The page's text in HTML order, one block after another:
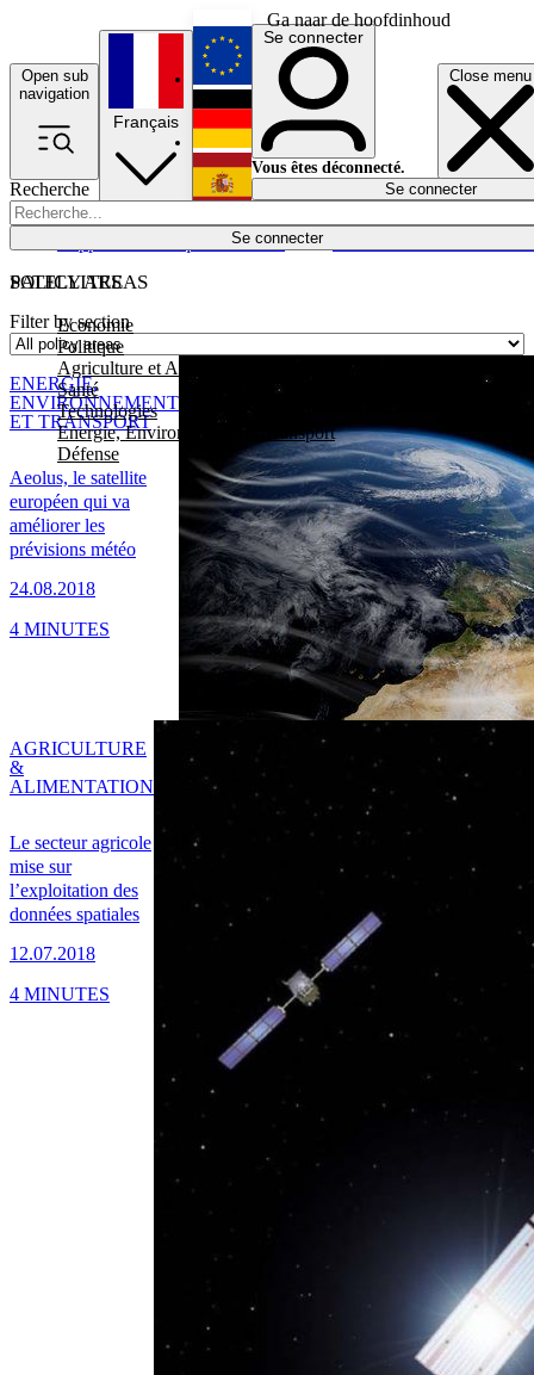
Ga naar de hoofdinhoud
Open sub
navigation
Close menu
Recherche
Se connecter
POLICY AREAS
Economie
Politique
Agriculture et Alimentation
Santé
Technologies
Energie, Environnement et Transport
Défense
Économie
Français
English
Deutsch
Español
Se connecter
Vous êtes déconnecté.
Se connecter
SATELLITES
Filter by section
Aeolus, le satellite
européen qui va
améliorer les
prévisions météo
24.08.2018
ENERGIE,
ENVIRONNEMENT
ET TRANSPORT
4 MINUTES
Le secteur agricole
mise sur
l’exploitation des
données spatiales
12.07.2018
AGRICULTURE
&
ALIMENTATION
4 MINUTES